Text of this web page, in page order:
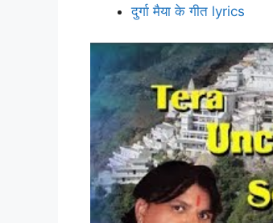
दुर्गा मैया के गीत lyrics